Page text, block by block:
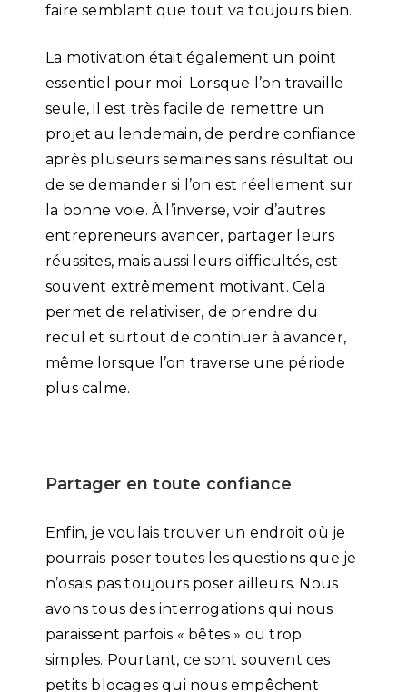
faire semblant que tout va toujours bien.
La motivation était également un point
essentiel pour moi. Lorsque l’on travaille
seule, il est très facile de remettre un
projet au lendemain, de perdre confiance
après plusieurs semaines sans résultat ou
de se demander si l’on est réellement sur
la bonne voie. À l’inverse, voir d’autres
entrepreneurs avancer, partager leurs
réussites, mais aussi leurs difficultés, est
souvent extrêmement motivant. Cela
permet de relativiser, de prendre du
recul et surtout de continuer à avancer,
même lorsque l’on traverse une période
plus calme.
Partager en toute confiance
Enfin, je voulais trouver un endroit où je
pourrais poser toutes les questions que je
n’osais pas toujours poser ailleurs. Nous
avons tous des interrogations qui nous
paraissent parfois « bêtes » ou trop
simples. Pourtant, ce sont souvent ces
petits blocages qui nous empêchent